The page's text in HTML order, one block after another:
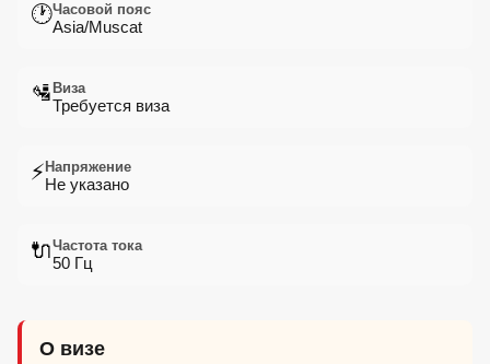
🕐Часовой пояс
Asia/Muscat
🛂 Виза
Требуется виза
⚡ Напряжение
Не указано
🔌Частота тока
50 Гц
О визе